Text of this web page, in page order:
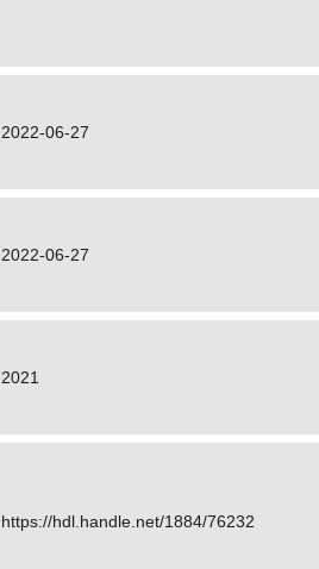
2022-06-27
2022-06-27
2021
https://hdl.handle.net/1884/76232